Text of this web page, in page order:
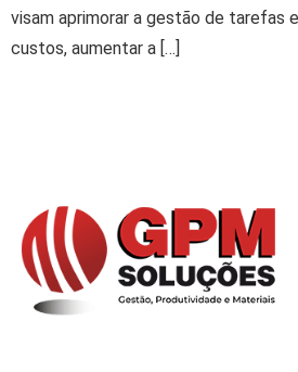
visam aprimorar a gestão de tarefas
custos, aumentar a […]